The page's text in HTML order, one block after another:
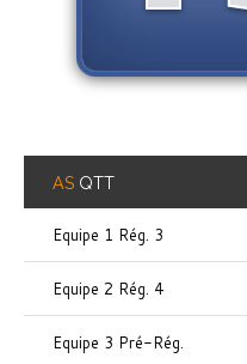
AS QTT
Equipe 1 Rég. 3
Equipe 2 Rég. 4
Equipe 3 Pré-Rég.